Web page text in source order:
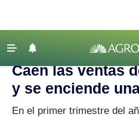
‹ VOLVER
Agroclave maquinaria
Caen las ventas
y se enciende
En el primer trimestre del